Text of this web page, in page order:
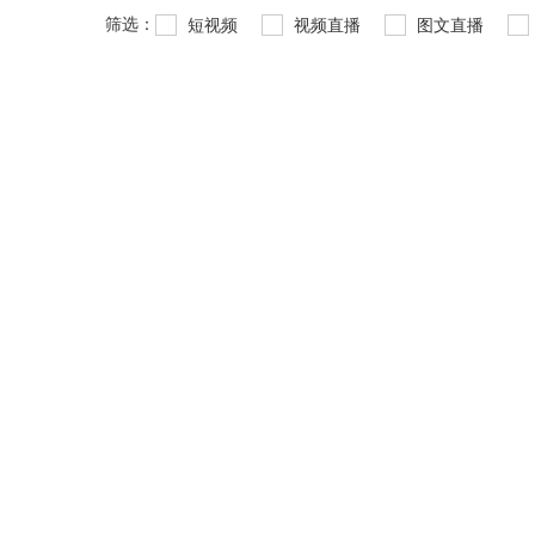
筛选： 短视频 视频直播 图文直播